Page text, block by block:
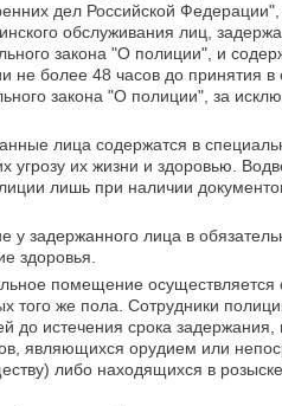
дел Российской
обслуживания лиц,
закона "О полиции", и
не более 48 часов до принятия
закона "О полиции", за
лица содержатся в
угрозу их жизни и здоровью.
лишь при наличии
задержанного лица в
здоровья.
помещение осуществляется
того же пола. Сотрудники
до истечения срока задержания,
являющихся орудием или
либо находящихся в розыске